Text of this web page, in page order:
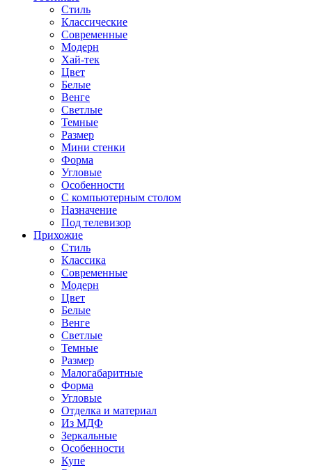
Стиль
Классические
Современные
Модерн
Хай-тек
Цвет
Белые
Венге
Светлые
Темные
Размер
Мини стенки
Форма
Угловые
Особенности
С компьютерным столом
Назначение
Под телевизор
Прихожие
Стиль
Классика
Современные
Модерн
Цвет
Белые
Венге
Светлые
Темные
Размер
Малогабаритные
Форма
Угловые
Отделка и материал
Из МДФ
Зеркальные
Особенности
Купе